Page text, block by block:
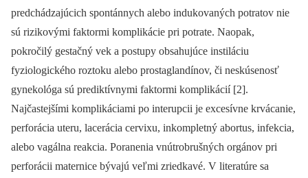
predchádzajúcich spontánnych alebo indukovaných potratov nie
sú rizikovými faktormi komplikácie pri potrate. Naopak,
pokročilý gestačný vek a postupy obsahujúce instiláciu
fyziologického roztoku alebo prostaglandínov, či neskúsenosť
gynekológa sú prediktívnymi faktormi komplikácií [2].
Najčastejšími komplikáciami po interupcii je excesívne krvácanie,
perforácia uteru, lacerácia cervixu, inkompletný abortus, infekcia,
alebo vagálna reakcia. Poranenia vnútrobrušných orgánov pri
perforácii maternice bývajú veľmi zriedkavé. V literatúre sa